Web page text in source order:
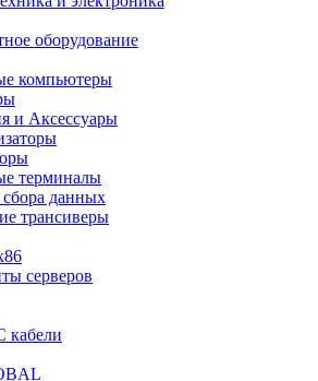
оборудование
компьютеры
и Аксессуары
терминалы
данных
трансиверы
серверов
кабели